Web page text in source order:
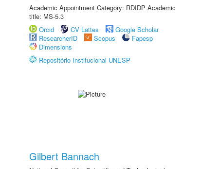
Academic Appointment Category: RDIDP Academic
title: MS-5.3
Orcid
CV Lattes
Google Scholar
ResearcherID
Scopus
Fapesp
Dimensions
Repositório Institucional UNESP
Gilbert Bannach